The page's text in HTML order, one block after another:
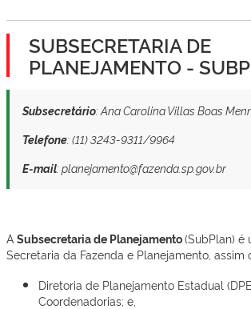
SUBSECRETARIA DE
PLANEJAMENTO -
Subsecretário: Ana Carolina Villas Boas
Telefone: (11) 3243-9311/9964
E-mail: planejamento@fazenda.sp.gov.br
A Subsecretaria de Planejamento(SubPlan) é
Secretaria da Fazenda e Planejamento, assim
​Diretoria de Planejamento Estadual
Coordenadorias; e,